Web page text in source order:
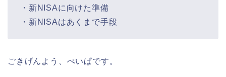
・新NISAに向けた準備
・新NISAはあくまで手段
ごきげんよう、ぺいぱです。